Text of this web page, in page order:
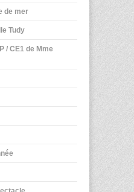
de mer
Tudy
/ CE1 de Mme